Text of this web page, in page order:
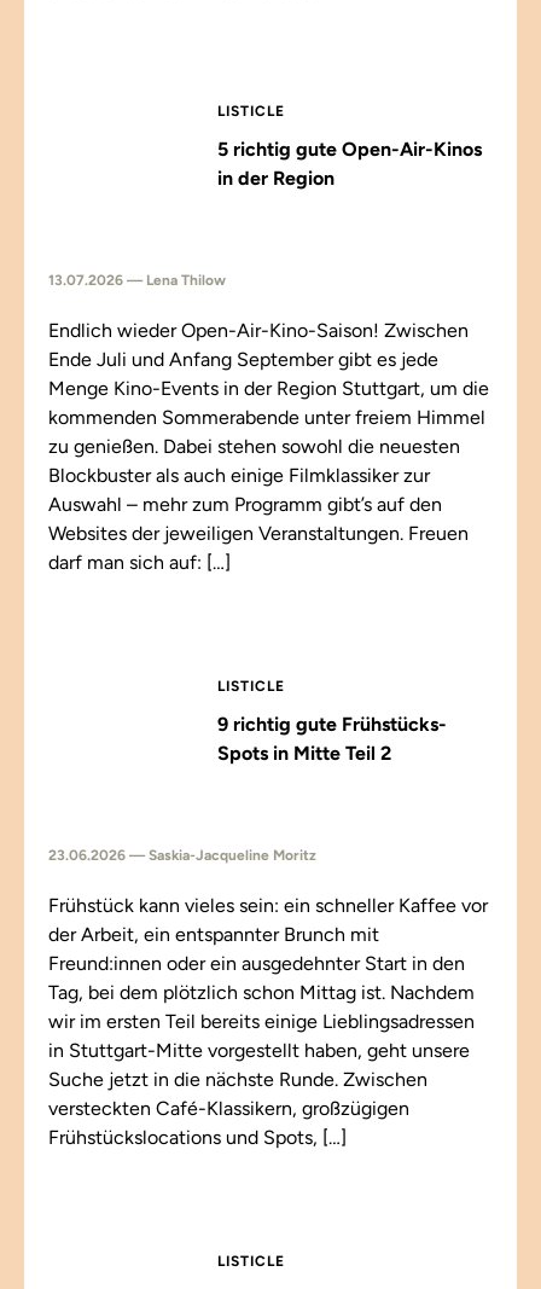
LISTICLE
5 richtig gute Open-Air-Kinos
in der Region
13.07.2026 — Lena Thilow
Endlich wieder Open-Air-Kino-Saison! Zwischen
Ende Juli und Anfang September gibt es jede
Menge Kino-Events in der Region Stuttgart, um die
kommenden Sommerabende unter freiem Himmel
zu genießen. Dabei stehen sowohl die neuesten
Blockbuster als auch einige Filmklassiker zur
Auswahl – mehr zum Programm gibt’s auf den
Websites der jeweiligen Veranstaltungen. Freuen
darf man sich auf: […]
LISTICLE
9 richtig gute Frühstücks-
Spots in Mitte Teil 2
23.06.2026 — Saskia-Jacqueline Moritz
Frühstück kann vieles sein: ein schneller Kaffee vor
der Arbeit, ein entspannter Brunch mit
Freund:innen oder ein ausgedehnter Start in den
Tag, bei dem plötzlich schon Mittag ist. Nachdem
wir im ersten Teil bereits einige Lieblingsadressen
in Stuttgart-Mitte vorgestellt haben, geht unsere
Suche jetzt in die nächste Runde. Zwischen
versteckten Café-Klassikern, großzügigen
Frühstückslocations und Spots, […]
LISTICLE